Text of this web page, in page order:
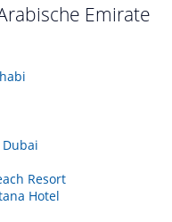
Emirate
Dubai
Resort
Hotel